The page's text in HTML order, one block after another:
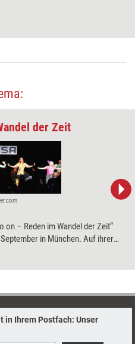
der Zeit
on – Reden im Wandel der Zeit“
in München. Auf ihrer
in Ihrem Postfach: Unser